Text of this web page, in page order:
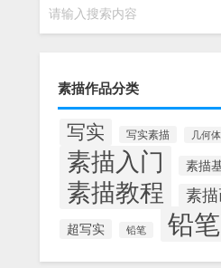
请输入搜索内容
素描作品分类
写实 写实素描 几何体
素描入门 素描
素描教程 素
超写实 铅笔 铅